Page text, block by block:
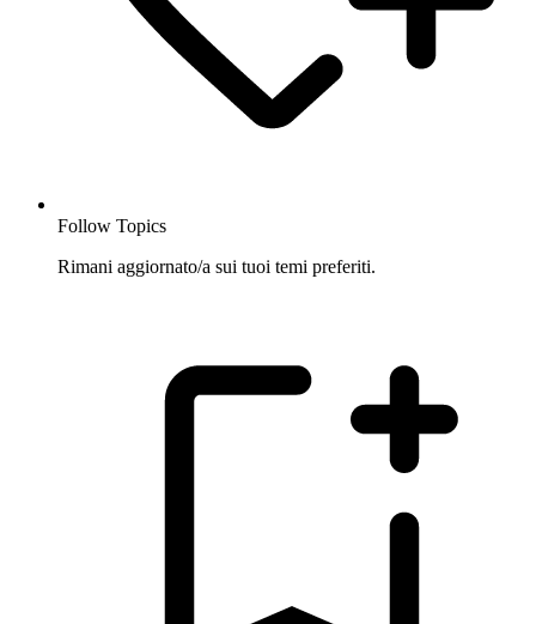
Follow Topics
Rimani aggiornato/a sui tuoi temi preferiti.